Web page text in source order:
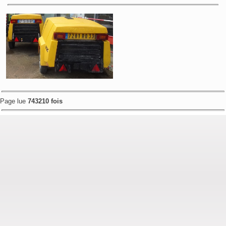
Page lue 743210 fois